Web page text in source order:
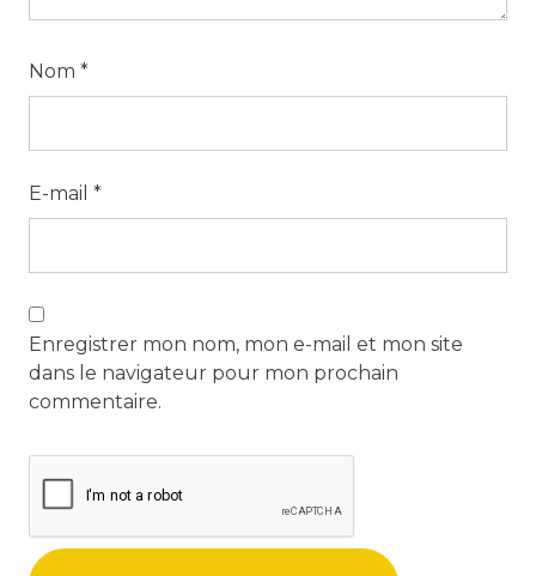
Nom *
E-mail *
Enregistrer mon nom, mon e-mail et mon site
dans le navigateur pour mon prochain
commentaire.